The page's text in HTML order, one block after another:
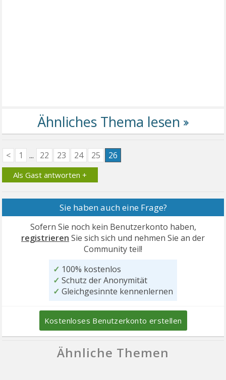
< 1 ... 22 23 24 25 26
Als Gast antworten +
Sie haben auch eine Frage?
Sofern Sie noch kein Benutzerkonto haben,
registrieren Sie sich sich und nehmen Sie an der
Community teil!
✓ 100% kostenlos
✓ Schutz der Anonymität
✓ Gleichgesinnte kennenlernen
Kostenloses Benutzerkonto erstellen
Ähnliche Themen